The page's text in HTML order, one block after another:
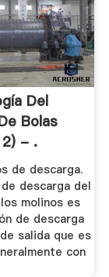
Del
Bolas
2) - .
de descarga.
descarga del
molinos es
de descarga
salida que es
con